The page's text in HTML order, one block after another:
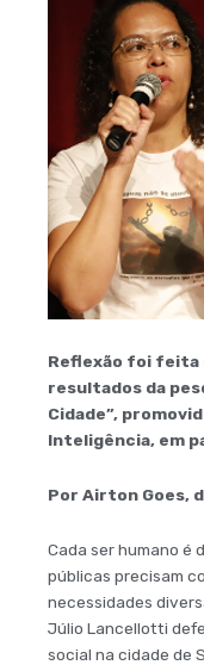
Reflexão foi feita
resultados da
Cidade”,
Inteligência, em
Por Airton Goes,
Cada ser humano é
públicas precisam
necessidades
Júlio Lancellotti
social na cidade de